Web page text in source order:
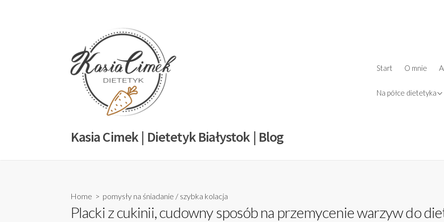
Kasia Cimek | Dietetyk Białystok | Blog
Start O mnie
Na półce dietetyka
książki
Home > pomysły na śniadanie / szybka kolacja
Placki z cukinii, cudowny sposób na przemycenie warzyw do